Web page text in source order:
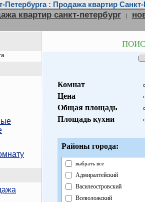
: Продажа квартир Санкт-
квартир санкт-петербург |
Комнат
Цена
Общая площадь
Площадь кухни
Районы города:
выбрать все
Адмиралтейский
Василеостровский
Всеволожский